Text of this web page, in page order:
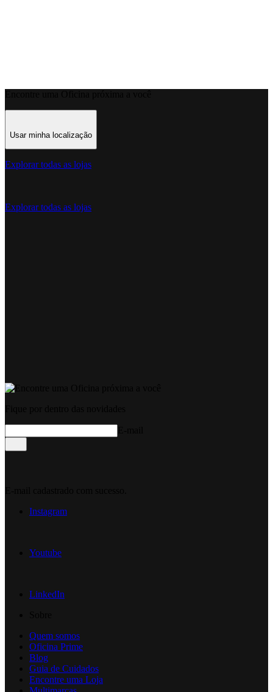
Usar minha localização
Explorar todas as lojas
Explorar todas as lojas
Instagram
Youtube
LinkedIn
Quem somos
Oficina Prime
Blog
Guia de Cuidados
Encontre uma Loja